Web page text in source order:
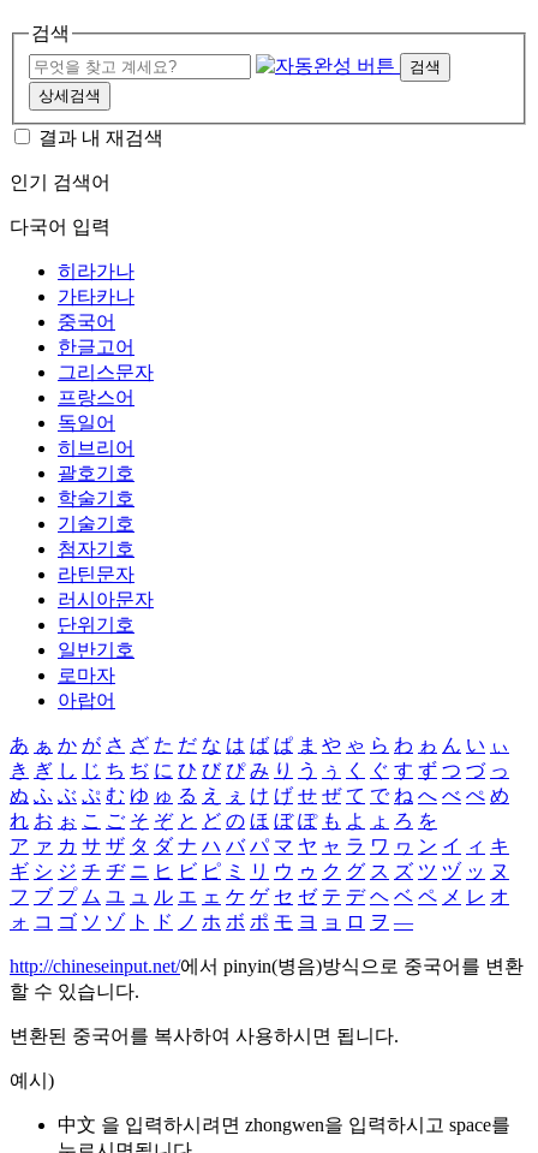
검색
검색
상세검색
결과 내 재검색
인기 검색어
다국어 입력
히라가나
가타카나
중국어
한글고어
그리스문자
프랑스어
독일어
히브리어
괄호기호
학술기호
기술기호
첨자기호
라틴문자
러시아문자
단위기호
일반기호
로마자
아랍어
あ ぁ か が さ ざ た だ な は ば ぱ ま や ゃ ら わ ゎ ん い ぃ
き ぎ し じ ち ぢ に ひ び ぴ み り う ぅ く ぐ す ず つ づ っ
ぬ ふ ぶ ぷ む ゆ ゅ る え ぇ け げ せ ぜ て で ね へ べ ぺ め
れ お ぉ こ ご そ ぞ と ど の ほ ぼ ぽ も よ ょ ろ を
ア ァ カ サ ザ タ ダ ナ ハ バ パ マ ヤ ャ ラ ワ ヮ ン イ ィ キ
ギ シ ジ チ ヂ ニ ヒ ビ ピ ミ リ ウ ゥ ク グ ス ズ ツ ヅ ッ ヌ
フ ブ プ ム ユ ュ ル エ ェ ケ ゲ セ ゼ テ デ ヘ ベ ペ メ レ オ
ォ コ ゴ ソ ゾ ト ド ノ ホ ボ ポ モ ヨ ョ ロ ヲ ―
http://chineseinput.net/에서 pinyin(병음)방식으로 중국어를 변환
할 수 있습니다.
변환된 중국어를 복사하여 사용하시면 됩니다.
예시)
中文 을 입력하시려면 zhongwen을 입력하시고 space를